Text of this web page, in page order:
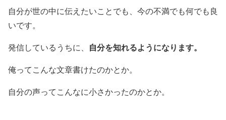
自分が世の中に伝えたいことでも、今の不満でも何でも良
いです。
発信しているうちに、 自分を知れるようになります。
俺ってこんな文章書けたのかとか。
自分の声ってこんなに小さかったのかとか。